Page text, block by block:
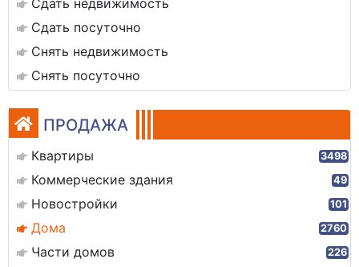
Сдать недвижимость
Сдать посуточно
Снять недвижимость
Снять посуточно
ПРОДАЖА
Квартиры 3498
Коммерческие здания 49
Новостройки 101
Дома 2760
Части домов 226